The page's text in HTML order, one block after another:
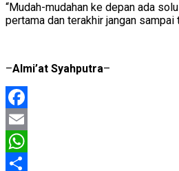
“Mudah-mudahan ke depan ada
pertama dan terakhir jangan sampai
–Almi’at Syahputra–
Facebook
Email
WhatsApp